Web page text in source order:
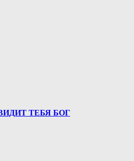
ТЕБЯ БОГ